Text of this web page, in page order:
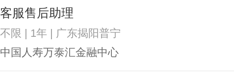
客服售后助理
不限 | 1年 | 广东揭阳普宁
中国人寿万泰汇金融中心